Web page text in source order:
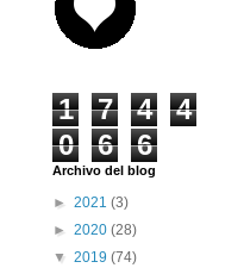
1 7 4
4
0
6 6
Archivo del blog
► 2021 (3)
► 2020 (28)
▼ 2019 (74)